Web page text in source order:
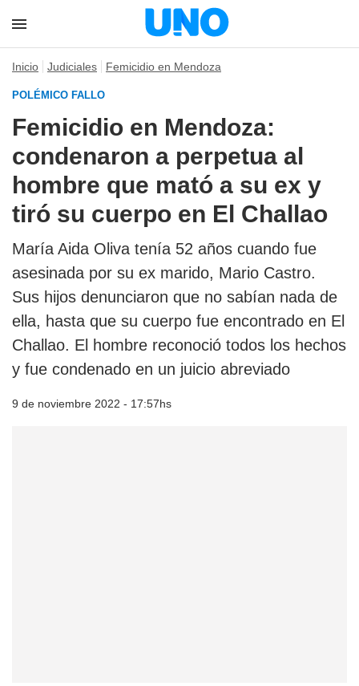
Inicio Judiciales Femicidio en Mendoza
POLÉMICO FALLO
Femicidio en Mendoza:
condenaron a perpetua al
hombre que mató a su ex y
tiró su cuerpo en El Challao
María Aida Oliva tenía 52 años cuando fue
asesinada por su ex marido, Mario Castro.
Sus hijos denunciaron que no sabían nada de
ella, hasta que su cuerpo fue encontrado en El
Challao. El hombre reconoció todos los hechos
y fue condenado en un juicio abreviado
9 de noviembre 2022 - 17:57hs